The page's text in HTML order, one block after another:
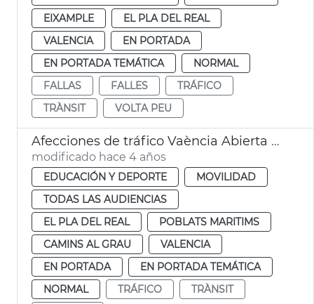
EIXAMPLE
EL PLA DEL REAL
VALENCIA
EN PORTADA
EN PORTADA TEMÁTICA
NORMAL
FALLAS
FALLES
TRÁFICO
TRÀNSIT
VOLTA PEU
Afecciones de tráfico Vaència Abierta al Mar
modificado hace 4 años
EDUCACIÓN Y DEPORTE
MOVILIDAD
TODAS LAS AUDIENCIAS
EL PLA DEL REAL
POBLATS MARITIMS
CAMINS AL GRAU
VALENCIA
EN PORTADA
EN PORTADA TEMÁTICA
NORMAL
TRÁFICO
TRÀNSIT